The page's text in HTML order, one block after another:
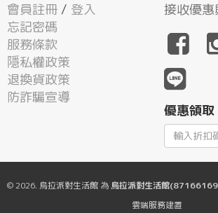
會員註冊 / 登入
忘記密碼
服務條款
隱私權政策
退換貨政策
防詐騙宣導
接收優
優惠領取
© 2026. 烏拉派對生活館 為 烏拉派對生活館
雲端服務建置